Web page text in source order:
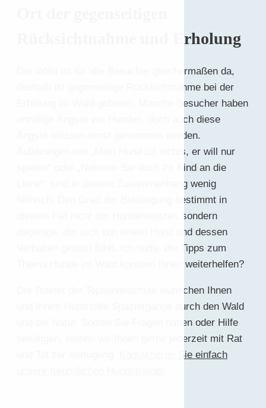
Rücksichtnahme und Erholung
Der Wald ist für alle Besucher gleichermaßen da,
deshalb ist gegenseitige Rücksichtnahme bei der
Erholung im Wald geboten. Manche Besucher haben
unnötige Ängste vor Hunden, doch auch diese
Ängste müssen ernst genommen werden.
Äußerungen wie „Mein Hund tut nichts, er will nur
spielen“ oder „Nehmen Sie doch Ihr Kind an die
Leine“, sind in diesem Zusammenhang wenig
hilfreich. Den Grad der Belästigung bestimmt in
diesem Fall nicht der Hundebesitzer, sondern
derjenige, der sich von einem Hund und dessen
Verhalten gestört fühlt. Ich hoffe, die Tipps zum
Thema Hunde im Wald konnten Ihnen weiterhelfen?
Die Trainer der Tophundeschule wünschen Ihnen
und Ihrem Hund tolle Spaziergänge durch den Wald
und die Natur. Sollten Sie Fragen haben oder Hilfe
benötigen, stehen wir Ihnen gerne jederzeit mit Rat
Kontaktieren Sie einfach